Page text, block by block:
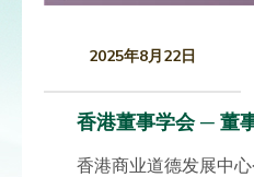
2025年8月22日
香港董事学会 ─ 董
香港商业道德发展中